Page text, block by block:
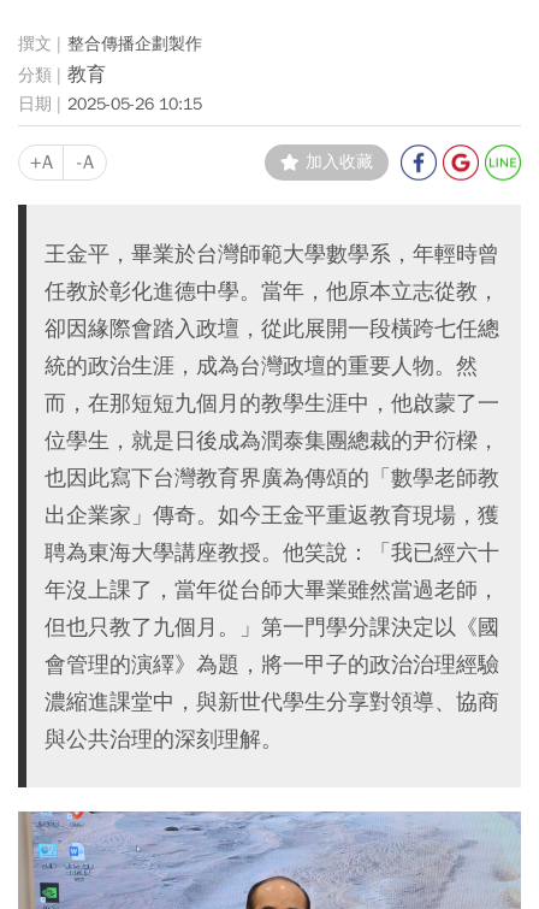
整合傳播企劃製作
教育
2025-05-26 10:15
+A -A 加入收藏
王金平，畢業於台灣師範大學數學系，年輕時曾
任教於彰化進德中學。當年，他原本立志從教，
卻因緣際會踏入政壇，從此展開一段橫跨七任總
統的政治生涯，成為台灣政壇的重要人物。然
而，在那短短九個月的教學生涯中，他啟蒙了一
位學生，就是日後成為潤泰集團總裁的尹衍樑，
也因此寫下台灣教育界廣為傳頌的「數學老師教
出企業家」傳奇。如今王金平重返教育現場，獲
聘為東海大學講座教授。他笑說：「我已經六十
年沒上課了，當年從台師大畢業雖然當過老師，
但也只教了九個月。」第一門學分課決定以《國
會管理的演繹》為題，將一甲子的政治治理經驗
濃縮進課堂中，與新世代學生分享對領導、協商
與公共治理的深刻理解。